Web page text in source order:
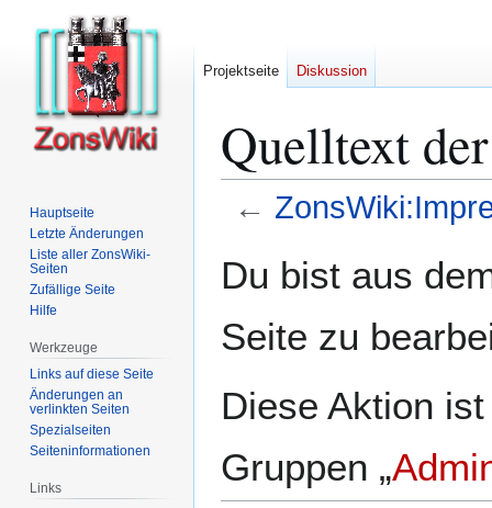
Quelltext
←
Navigation
Suche
Du bist aus
Seite zu
Diese Aktion
Gruppen „
Projektseite Diskussion
Hauptseite
Letzte Änderungen
Liste aller ZonsWiki-
Seiten
Zufällige Seite
Hilfe
Werkzeuge
Links auf diese Seite
Änderungen an
verlinkten Seiten
Spezialseiten
Seiten­­informationen
Links